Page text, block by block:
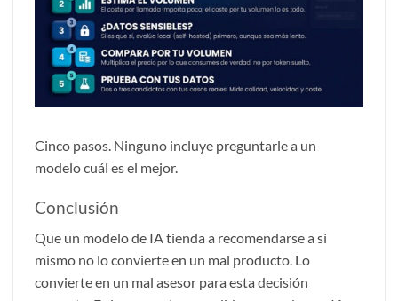
Cinco pasos. Ninguno incluye preguntarle a un
modelo cuál es el mejor.
Conclusión
Que un modelo de IA tienda a recomendarse a sí
mismo no lo convierte en un mal producto. Lo
convierte en un mal asesor para esta decisión